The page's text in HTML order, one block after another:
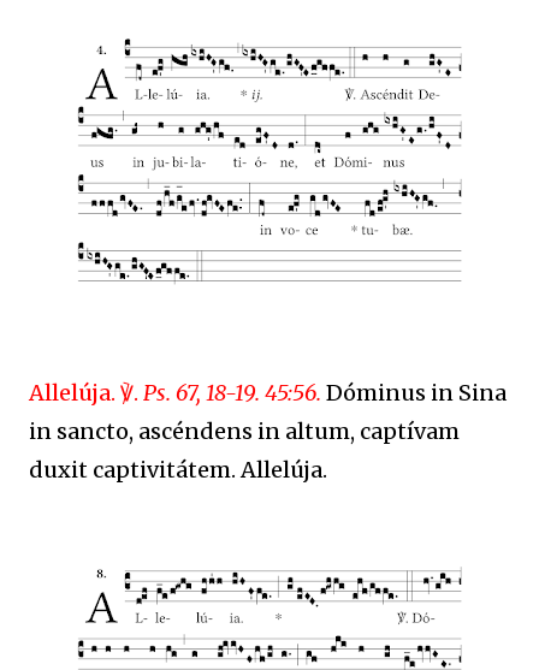
Allelúja. ℣. Ps. 67, 18-19. 45:56. Dóminus in Sina
in sancto, ascéndens in altum, captívam
duxit captivitátem. Allelúja.